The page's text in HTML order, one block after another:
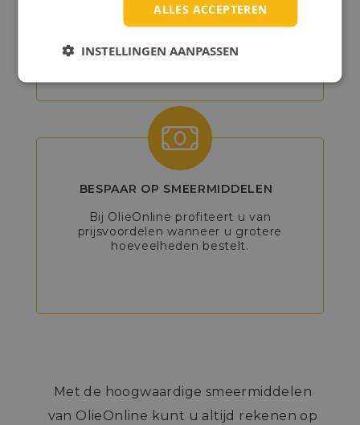
Bij OlieOnline bieden we alleen
bekende kwaliteitsmerken.
BESPAAR OP SMEERMIDDELEN
Bij OlieOnline profiteert u van
prijsvoordelen wanneer u grotere
hoeveelheden bestelt.
Met de hoogwaardige smeermiddelen
van OlieOnline kunt u altijd rekenen op
ALLES ACCEPTEREN
INSTELLINGEN AANPASSEN